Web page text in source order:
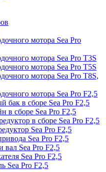
мотора Sea Pro
мотора Sea Pro Т3S
мотора Sea Pro Т5S
мотора Sea Pro Т8S,
мотора Sea Pro F2,5
бак в сборе Sea Pro F2,5
в сборе Sea Pro F2,5
в сборе Sea Pro F2,5
Sea Pro F2,5
Sea Pro F2,5
вал Sea Pro F2,5
Sea Pro F2,5
Sea Pro F2,5